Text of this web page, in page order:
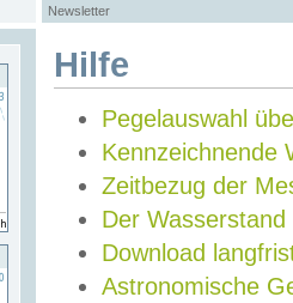
Newsletter
Hilfe
Pegelauswahl
Kennzeichnende
Zeitbezug der
Der Wasserstand
Download
Astronomische